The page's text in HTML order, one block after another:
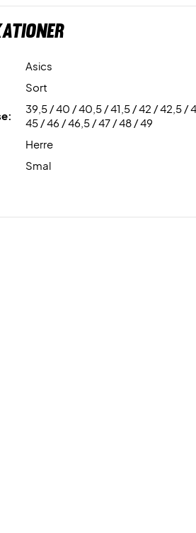
Asics
Sort
39,5 / 40 / 40,5 / 41,5 / 42 / 42,5 /
45 / 46 / 46,5 / 47 / 48 / 49
Herre
Smal